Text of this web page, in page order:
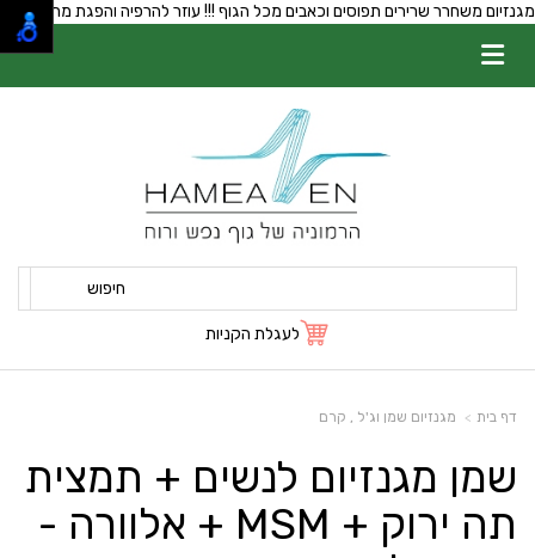
מגנזיום משחרר שרירים תפוסים וכאבים מכל הגוף !!! עוזר להרפיה והפגת מתחים
חיפוש
לעגלת הקניות
דף בית מגנזיום שמן וג'ל , קרם
שמן מגנזיום לנשים + תמצית
תה ירוק + MSM + אלוורה -